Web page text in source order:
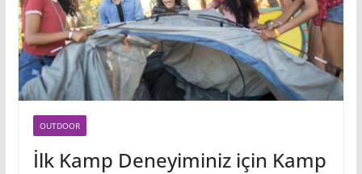
OUTDOOR
İlk Kamp Deneyiminiz için Kamp